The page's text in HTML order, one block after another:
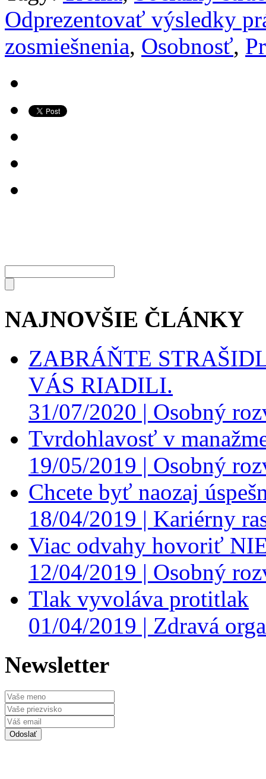
Odprezentovať výsledky
zosmiešnenia, Osobnosť,
NAJNOVŠIE ČLÁNKY
ZABRÁŇTE
VÁS RIADILI.
31/07/2020 | Osobný
Tvrdohlavosť v
19/05/2019 | Osobný
Chcete byť naozaj
18/04/2019 | Kariérny
Viac odvahy hovoriť
12/04/2019 | Osobný
Tlak vyvoláva protitlak
01/04/2019 | Zdravá
Newsletter